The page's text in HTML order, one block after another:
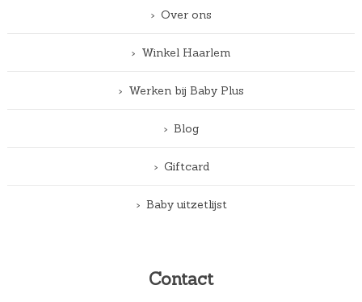
Over ons
Winkel Haarlem
Werken bij Baby Plus
Blog
Giftcard
Baby uitzetlijst
Contact